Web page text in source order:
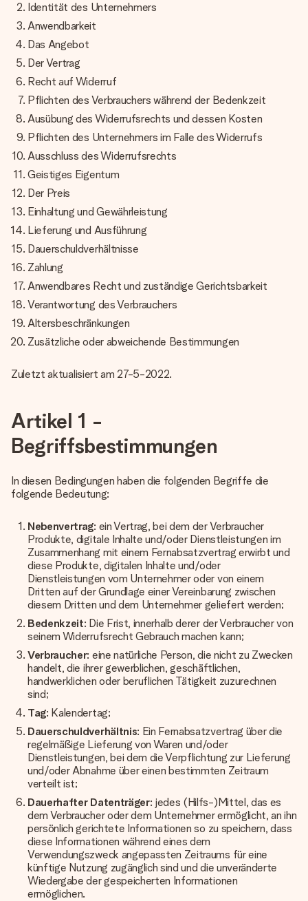
Erstelle etwas Einzigartiges in wenigen Schritten – mit
Herzen. Kein Stress, nur pure Liebe für den perfekten
Moment.
Identität des Unternehmers
Anwendbarkeit
Das Angebot
Der Vertrag
Recht auf Widerruf
Pflichten des Verbrauchers während der Bedenkzeit
Ausübung des Widerrufsrechts und dessen Kosten
Pflichten des Unternehmers im Falle des Widerrufs
Ausschluss des Widerrufsrechts
Geistiges Eigentum
Der Preis
Einhaltung und Gewährleistung
Lieferung und Ausführung
Dauerschuldverhältnisse
Zahlung
Anwendbares Recht und zuständige Gerichtsbarkeit
Verantwortung des Verbrauchers
Altersbeschränkungen
Zusätzliche oder abweichende Bestimmungen
Zuletzt aktualisiert am 27-5-2022.
Artikel 1 -
Begriffsbestimmungen
In diesen Bedingungen haben die folgenden Begriffe die
folgende Bedeutung:
Nebenvertrag: ein Vertrag, bei dem der Verbraucher
Produkte, digitale Inhalte und/oder Dienstleistungen im
Zusammenhang mit einem Fernabsatzvertrag erwirbt und
diese Produkte, digitalen Inhalte und/oder
Dienstleistungen vom Unternehmer oder von einem
Dritten auf der Grundlage einer Vereinbarung zwischen
diesem Dritten und dem Unternehmer geliefert werden;
Bedenkzeit: Die Frist, innerhalb derer der Verbraucher von
seinem Widerrufsrecht Gebrauch machen kann;
Verbraucher: eine natürliche Person, die nicht zu Zwecken
handelt, die ihrer gewerblichen, geschäftlichen,
handwerklichen oder beruflichen Tätigkeit zuzurechnen
sind;
Tag: Kalendertag;
Dauerschuldverhältnis: Ein Fernabsatzvertrag über die
regelmäßige Lieferung von Waren und/oder
Dienstleistungen, bei dem die Verpflichtung zur Lieferung
und/oder Abnahme über einen bestimmten Zeitraum
verteilt ist;
Dauerhafter Datenträger: jedes (Hilfs-)Mittel, das es
dem Verbraucher oder dem Unternehmer ermöglicht, an ihn
persönlich gerichtete Informationen so zu speichern, dass
diese Informationen während eines dem
Verwendungszweck angepassten Zeitraums für eine
künftige Nutzung zugänglich sind und die unveränderte
Wiedergabe der gespeicherten Informationen
ermöglichen.